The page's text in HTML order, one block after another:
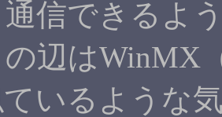
信できるよ
の辺はWinMX
いるような